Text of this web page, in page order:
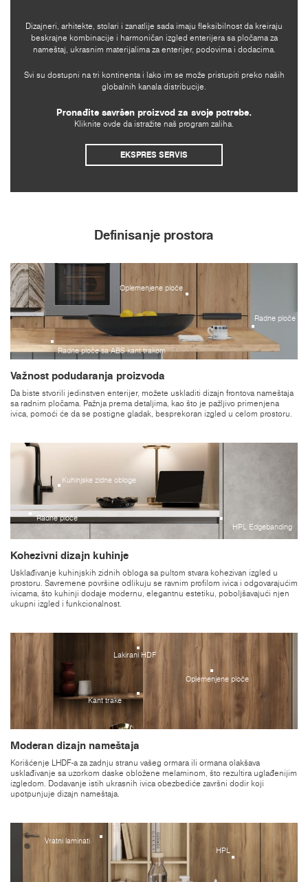
Dizajneri, arhitekte, stolari i zanatlije sada imaju fleksibilnost da kreiraju
beskrajne kombinacije i harmoničan izgled enterijera sa pločama za
nameštaj, ukrasnim materijalima za enterijer, podovima i dodacima.
Svi su dostupni na tri kontinenta i lako im se može pristupiti preko naših
globalnih kanala distribucije.
Pronađite savršen proizvod za svoje potrebe.
Kliknite ovde da istražite naš program zaliha.
EKSPRES SERVIS
Definisanje prostora
Oplemenjene ploče
Radne ploče sa ABS kant trakom
Radne ploče
Važnost podudaranja proizvoda
Da biste stvorili jedinstven enterijer, možete uskladiti dizajn frontova nameštaja
sa radnim pločama. Pažnja prema detaljima, kao što je pažljivo primenjena
ivica, pomoći će da se postigne gladak, besprekoran izgled u celom prostoru.
Kuhinjske zidne obloge
HPL Edgebanding
Radne ploče
Kohezivni dizajn kuhinje
Usklađivanje kuhinjskih zidnih obloga sa pultom stvara kohezivan izgled u
prostoru. Savremene površine odlikuju se ravnim profilom ivica i odgovarajućim
ivicama, što kuhinji dodaje modernu, elegantnu estetiku, poboljšavajući njen
ukupni izgled i funkcionalnost.
Oplemenjene ploče
Lakirani HDF
Kant trake
Moderan dizajn nameštaja
Korišćenje LHDF-a za zadnju stranu vašeg ormara ili ormana olakšava
usklađivanje sa uzorkom daske obložene melaminom, što rezultira uglađenijim
izgledom. Dodavanje istih ukrasnih ivica obezbediće završni dodir koji
upotpunjuje dizajn nameštaja.
Vratni laminati
HPL